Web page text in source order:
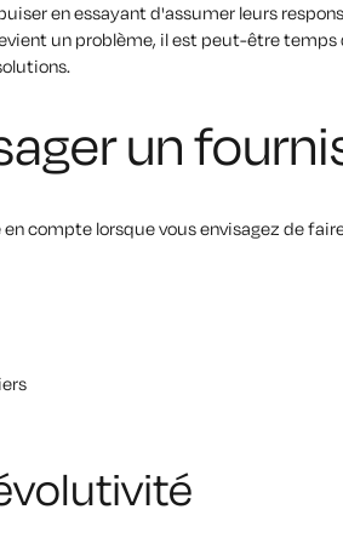
en essayant d'assumer leurs
un problème, il est peut-être
un
compte lorsque vous envisagez de